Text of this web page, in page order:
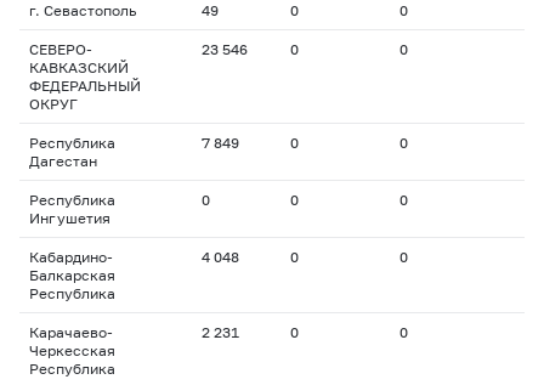
г. Севастополь 49 0 0
СЕВЕРО-
КАВКАЗСКИЙ
ФЕДЕРАЛЬНЫЙ
ОКРУГ
23 546 0 0
Республика
Дагестан
7 849 0 0
Республика
Ингушетия
0 0 0
Кабардино-
Балкарская
Республика
4 048 0 0
Карачаево-
Черкесская
Республика
2 231 0 0